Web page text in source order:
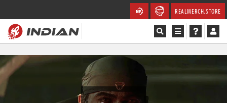
REALMERCH.STORE
Magazín
Recenze